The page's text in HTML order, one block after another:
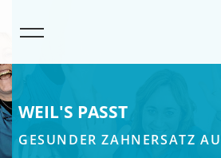
WEIL'S PASST
GESUNDER ZAHNERSATZ